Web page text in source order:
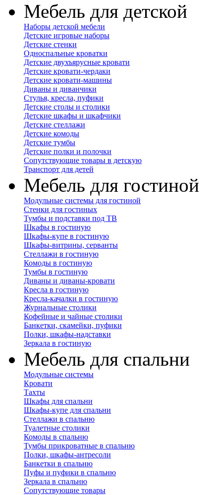
Мебель для детской
Наборы детской мебели
Детские игровые наборы
Детские стенки
Односпальные кроватки
Детские двухъярусные кровати
Детские кровати-чердаки
Детские кровати-машины
Диваны и диванчики
Стулья, кресла, пуфики
Детские столы и столики
Детские шкафы и шкафчики
Детские стеллажи
Детские комоды
Детские тумбы
Детские полки и полочки
Сопутствующие товары в детскую
Транспорт для детей
Мебель для гостиной
Модульные системы для гостиной
Стенки для гостиных
Тумбы и подставки под ТВ
Шкафы в гостиную
Шкафы-купе в гостиную
Шкафы-витрины, серванты
Стеллажи в гостиную
Комоды в гостиную
Тумбы в гостиную
Диваны и диваны-кровати
Кресла в гостиную
Кресла-качалки в гостиную
Журнальные столики
Кофейные и чайные столики
Банкетки, скамейки, пуфики
Полки, шкафы-надставки
Зеркала в гостиную
Мебель для спальни
Модульные системы
Кровати
Тахты
Шкафы для спальни
Шкафы-купе для спальни
Стеллажи в спальню
Туалетные столики
Комоды в спальню
Тумбы прикроватные в спальню
Полки, шкафы-антресоли
Банкетки в спальню
Пуфы и пуфики в спальню
Зеркала в спальню
Сопутствующие товары